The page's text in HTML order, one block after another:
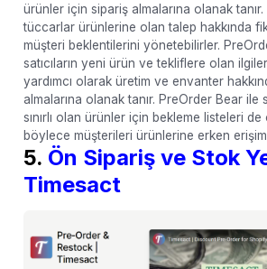
ürünler için sipariş almalarına olanak
tüccarlar ürünlerine olan talep hakkında
müşteri beklentilerini yönetebilirler.
satıcıların yeni ürün ve tekliflere olan
yardımcı olarak üretim ve envanter
almalarına olanak tanır. PreOrder Bear ile
sınırlı olan ürünler için bekleme listeleri de
böylece müşterileri ürünlerine erken
5. Ön Sipariş ve Stok
Timesact